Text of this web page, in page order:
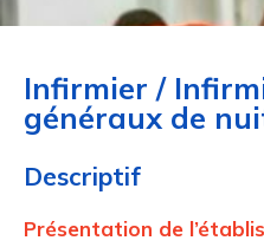
Infirmier /
généraux de
Descriptif
Présentation de